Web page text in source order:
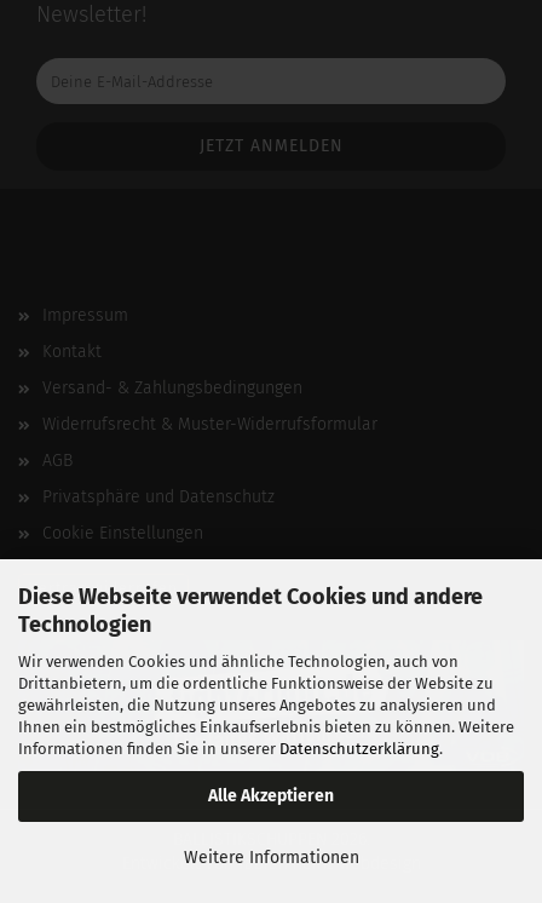
Diese Webseite verwendet Cookies und andere
Technologien
Wir verwenden Cookies und ähnliche Technologien, auch von
Drittanbietern, um die ordentliche Funktionsweise der Website zu
gewährleisten, die Nutzung unseres Angebotes zu analysieren und
Ihnen ein bestmögliches Einkaufserlebnis bieten zu können. Weitere
Informationen finden Sie in unserer Datenschutzerklärung.
Alle Akzeptieren
Weitere Informationen
Newsletter!
Deine
E-
Impressum
Kontakt
Versand- & Zahlungsbedingungen
Widerrufsrecht & Muster-Widerrufsformular
AGB
Privatsphäre und Datenschutz
Cookie Einstellungen
Vertrag widerrufen
Entwickelt vonfabian heinz webdesign